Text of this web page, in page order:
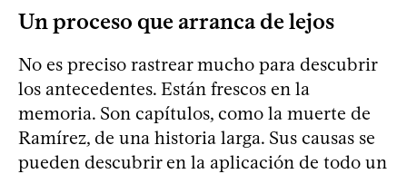
Un proceso que arranca de lejos
No es preciso rastrear mucho para descubrir
los antecedentes. Están frescos en la
memoria. Son capítulos, como la muerte de
Ramírez, de una historia larga. Sus causas se
pueden descubrir en la aplicación de todo un